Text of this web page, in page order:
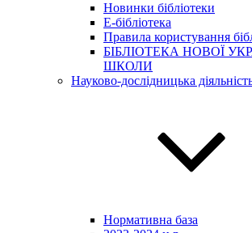
Новинки бібліотеки
E-бібліотека
Правила користування
БІБЛІОТЕКА НОВОЇ
ШКОЛИ
Науково-дослідницька
Нормативна база